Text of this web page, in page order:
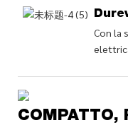
Con la
COMPATTO,